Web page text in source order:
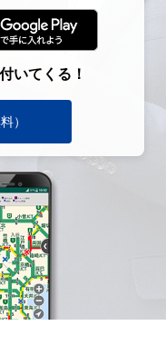
いてくる！
）